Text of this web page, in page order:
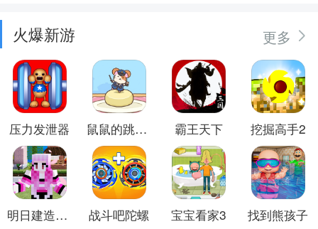
火爆新游 更多
压力发泄器 鼠鼠的跳跃冒险 霸王天下 挖掘高手2
明日建造大师 战斗吧陀螺 宝宝看家3 找到熊孩子